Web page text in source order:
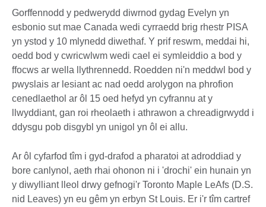
Gorffennodd y pedwerydd diwrnod gydag Evelyn yn
esbonio sut mae Canada wedi cyrraedd brig rhestr PISA
yn ystod y 10 mlynedd diwethaf. Y prif reswm, meddai hi,
oedd bod y cwricwlwm wedi cael ei symleiddio a bod y
ffocws ar wella llythrennedd. Roedden ni'n meddwl bod y
pwyslais ar lesiant ac nad oedd arolygon na phrofion
cenedlaethol ar ôl 15 oed hefyd yn cyfrannu at y
llwyddiant, gan roi rheolaeth i athrawon a chreadigrwydd i
ddysgu pob disgybl yn unigol yn ôl ei allu.
Ar ôl cyfarfod tîm i gyd-drafod a pharatoi at adroddiad y
bore canlynol, aeth rhai ohonon ni i 'drochi' ein hunain yn
y diwylliant lleol drwy gefnogi'r Toronto Maple LeAfs (D.S.
nid Leaves) yn eu gêm yn erbyn St Louis. Er i'r tîm cartref